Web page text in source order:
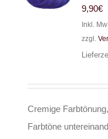
9,90€
Inkl.
zzgl.
Cremige
Farbtöne